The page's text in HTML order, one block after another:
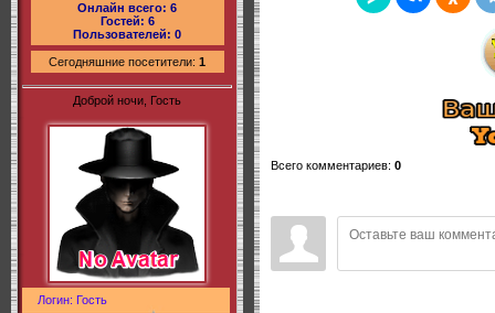
Онлайн всего: 6
Гостей: 6
Пользователей: 0
Сегодняшние посетители: 1
Доброй ночи, Гость
Логин: Гость
Всего комментариев: 0